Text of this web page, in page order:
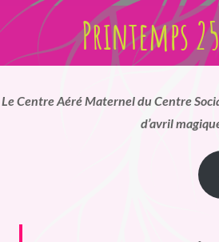
Printemps
Le Centre Aéré Maternel du Centre
d’avril